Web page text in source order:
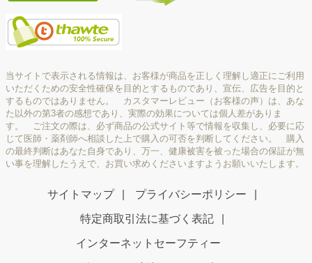
当サイトで表示される情報は、お客様が商品を正しく理解し適正にご利用
いただくための安全性確保を目的とするものであり、宣伝、広告を目的と
するものではありません。 カスタマーレビュー（お客様の声）は、あな
た以外の第3者の感想であり、実際の効果については個人差がありま
す。 ご注文の際は、必ず商品の公式サイト等で情報を収集し、必要に応
じて医師・薬剤師へ相談した上で購入の可否を判断してください。 購入
の最終判断はあなた自身であり、万一、健康被害を被った場合の保証が無
い事を理解したうえで、お買い求めくださいますようお願いいたします。
サイトマップ プライバシーポリシー
特定商取引法に基づく表記
インターネットセーフティー